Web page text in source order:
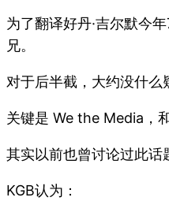
为了翻译好丹·吉尔默今
兄。
对于后半截，大约没什么
关键是 We the Media，
其实以前也曾讨论过此话
KGB认为：